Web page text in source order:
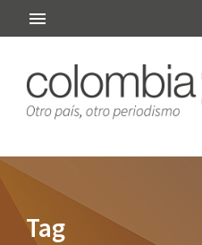
Tag